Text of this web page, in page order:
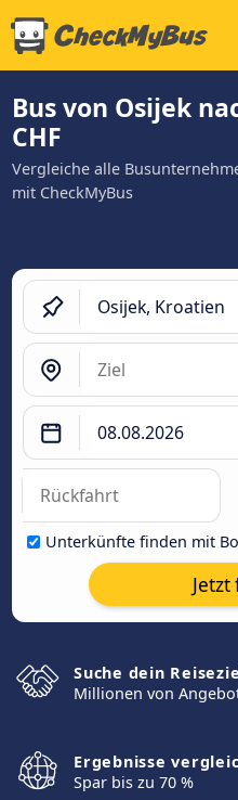
Bus von Osijek
CHF
Vergleiche alle
mit CheckMyBus
Unterkünfte finden mit
Suche dein
Millionen von
Ergebnisse
Spar bis zu 70 %